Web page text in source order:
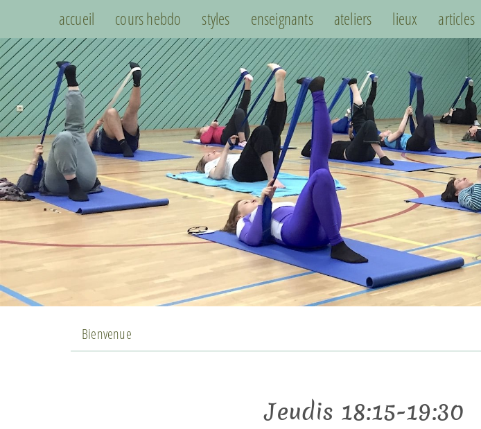
accueil cours hebdo styles enseignants ateliers lieux articles
Bienvenue
Jeudis 18:15-19:30